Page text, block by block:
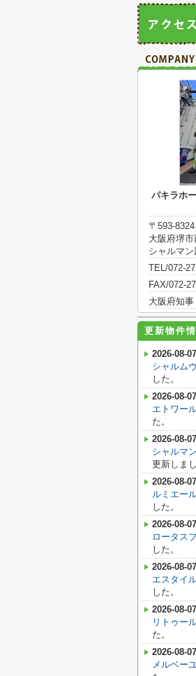
パキラホ
〒593-8324
大阪府堺
シャルマ
TEL/072-
FAX/072-
大阪府知
更新物件
2026-08-07
シャルム
した。
2026-08-07
エトワー
た。
2026-08-07
シャルマ
更新しまし
2026-08-07
ルミエー
した。
2026-08-07
ロータス
した。
2026-08-07
エスタイ
した。
2026-08-07
リトゥー
た。
2026-08-07
メルベー